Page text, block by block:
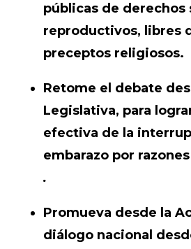
públicas de derechos
reproductivos, libres
preceptos religiosos.
Retome el debate
Legislativa, para
efectiva de la
embarazo por
.
Promueva desde la
diálogo nacional